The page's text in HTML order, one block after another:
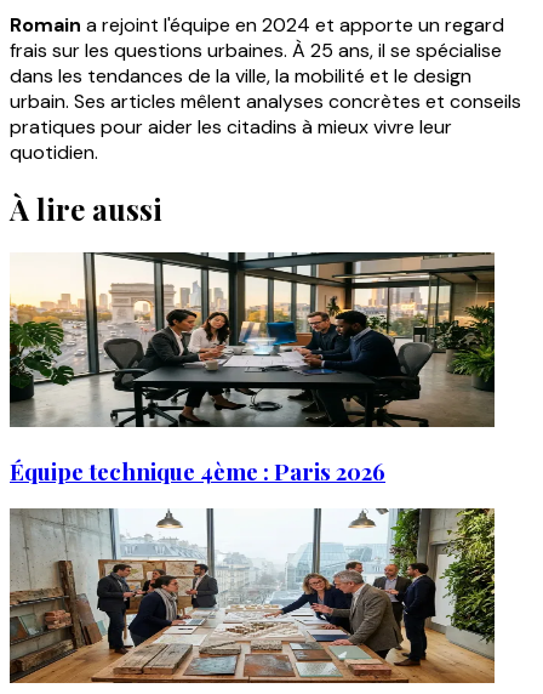
Romain a rejoint l'équipe en 2024 et apporte un regard
frais sur les questions urbaines. À 25 ans, il se spécialise
dans les tendances de la ville, la mobilité et le design
urbain. Ses articles mêlent analyses concrètes et conseils
pratiques pour aider les citadins à mieux vivre leur
quotidien.
À lire aussi
Équipe technique 4ème : Paris 2026